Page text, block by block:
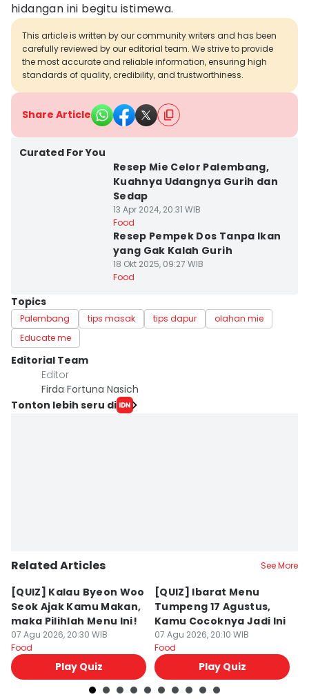
hidangan ini begitu istimewa.
This article is written by our community writers and has been
carefully reviewed by our editorial team. We strive to provide
the most accurate and reliable information, ensuring high
standards of quality, credibility, and trustworthiness.
Share Article
Curated For You
Resep Mie Celor Palembang,
Kuahnya Udangnya Gurih dan
Sedap
13 Apr 2024, 20:31 WIB
Food
Resep Pempek Dos Tanpa Ikan
yang Gak Kalah Gurih
18 Okt 2025, 09:27 WIB
Food
Topics
Palembang tips masak tips dapur
olahan mie
Educate me
Editorial Team
Editor
Firda Fortuna Nasich
Tonton lebih seru di
Related Articles See More
[QUIZ] Kalau Byeon Woo
Seok Ajak Kamu Makan,
maka Pilihlah Menu Ini!
07 Agu 2026, 20:30 WIB
Food
Play Quiz
[QUIZ] Ibarat Menu
Tumpeng 17 Agustus,
Kamu Cocoknya Jadi Ini
07 Agu 2026, 20:10 WIB
Food
Play Quiz